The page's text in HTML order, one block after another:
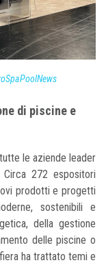
di piscine e
le aziende leader
272 espositori
prodotti e progetti
sostenibili e
della gestione
delle piscine o
ha trattato temi e